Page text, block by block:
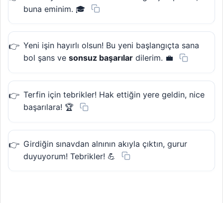
buna eminim. 🎓
Yeni işin hayırlı olsun! Bu yeni başlangıçta sana
bol şans ve sonsuz başarılar dilerim. 💼
Terfin için tebrikler! Hak ettiğin yere geldin, nice
başarılara! 🏆
Girdiğin sınavdan alnının akıyla çıktın, gurur
duyuyorum! Tebrikler! 💪